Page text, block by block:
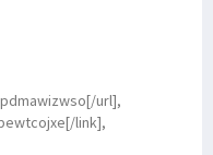
url],
link],